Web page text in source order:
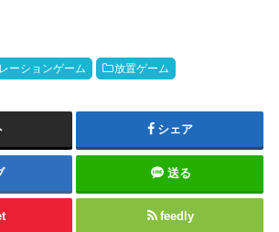
ーションゲーム 放置ゲーム
シェア
送る
feedly